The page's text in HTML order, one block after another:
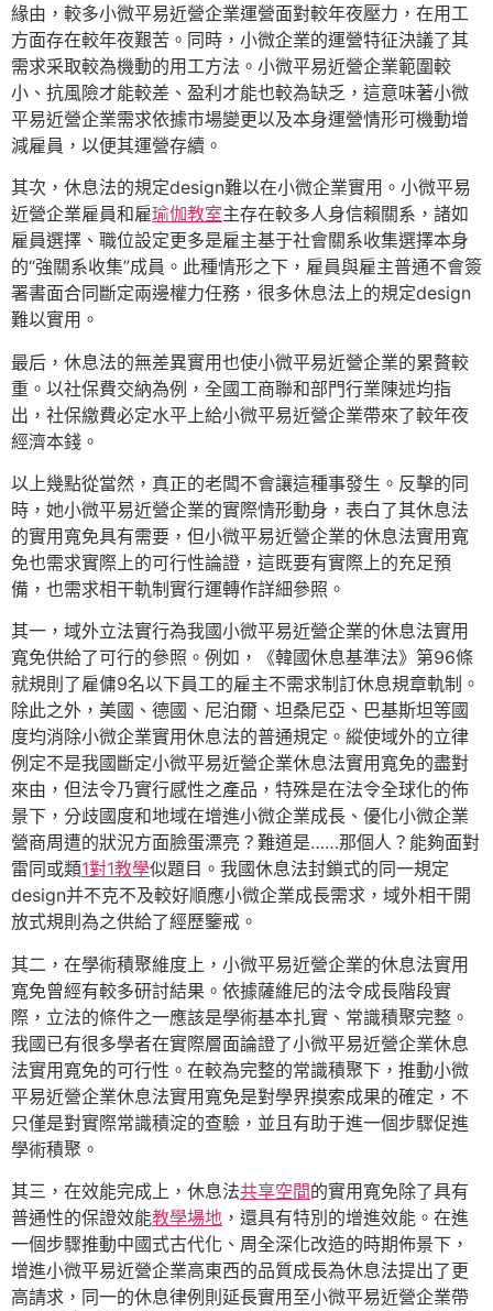
緣由，較多小微平易近營企業運營面對較年夜壓力，在用工
方面存在較年夜艱苦。同時，小微企業的運營特征決議了其
需求采取較為機動的用工方法。小微平易近營企業範圍較
小、抗風險才能較差、盈利才能也較為缺乏，這意味著小微
平易近營企業需求依據市場變更以及本身運營情形可機動增
減雇員，以便其運營存續。
其次，休息法的規定design難以在小微企業實用。小微平易
近營企業雇員和雇瑜伽教室主存在較多人身信賴關系，諸如
雇員選擇、職位設定更多是雇主基于社會關系收集選擇本身
的“強關系收集”成員。此種情形之下，雇員與雇主普通不會簽
署書面合同斷定兩邊權力任務，很多休息法上的規定design
難以實用。
最后，休息法的無差異實用也使小微平易近營企業的累贅較
重。以社保費交納為例，全國工商聯和部門行業陳述均指
出，社保繳費必定水平上給小微平易近營企業帶來了較年夜
經濟本錢。
以上幾點從當然，真正的老闆不會讓這種事發生。反擊的同
時，她小微平易近營企業的實際情形動身，表白了其休息法
的實用寬免具有需要，但小微平易近營企業的休息法實用寬
免也需求實際上的可行性論證，這既要有實際上的充足預
備，也需求相干軌制實行運轉作詳細參照。
其一，域外立法實行為我國小微平易近營企業的休息法實用
寬免供給了可行的參照。例如，《韓國休息基準法》第96條
就規則了雇傭9名以下員工的雇主不需求制訂休息規章軌制。
除此之外，美國、德國、尼泊爾、坦桑尼亞、巴基斯坦等國
度均消除小微企業實用休息法的普通規定。縱使域外的立律
例定不是我國斷定小微平易近營企業休息法實用寬免的盡對
來由，但法令乃實行感性之產品，特殊是在法令全球化的佈
景下，分歧國度和地域在增進小微企業成長、優化小微企業
營商周遭的狀況方面臉蛋漂亮？難道是……那個人？能夠面對
雷同或類1對1教學似題目。我國休息法封鎖式的同一規定
design并不克不及較好順應小微企業成長需求，域外相干開
放式規則為之供給了經歷鑒戒。
其二，在學術積聚維度上，小微平易近營企業的休息法實用
寬免曾經有較多研討結果。依據薩維尼的法令成長階段實
際，立法的條件之一應該是學術基本扎實、常識積聚完整。
我國已有很多學者在實際層面論證了小微平易近營企業休息
法實用寬免的可行性。在較為完整的常識積聚下，推動小微
平易近營企業休息法實用寬免是對學界摸索成果的確定，不
只僅是對實際常識積淀的查驗，並且有助于進一個步驟促進
學術積聚。
其三，在效能完成上，休息法共享空間的實用寬免除了具有
普通性的保證效能教學場地 ，還具有特別的增進效能。在進
一個步驟推動中國式古代化、周全深化改造的時期佈景下，
增進小微平易近營企業高東西的品質成長為休息法提出了更
高請求，同一的休息律例則延長實用至小微平易近營企業帶